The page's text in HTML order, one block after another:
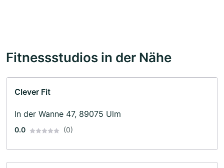
Fitnessstudios in der Nähe
Clever Fit
In der Wanne 47, 89075 Ulm
0.0 (0)